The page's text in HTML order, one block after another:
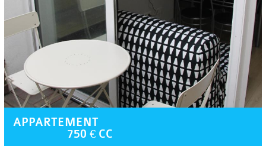
APPARTEMENT
750 € CC